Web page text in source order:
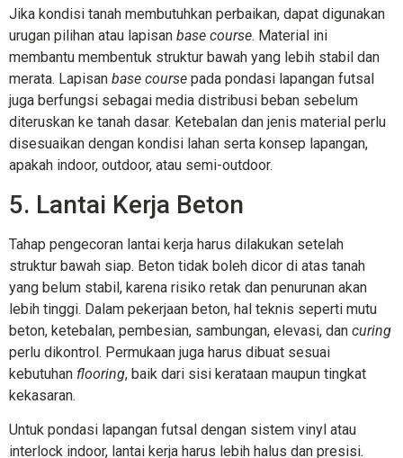
Jika kondisi tanah membutuhkan perbaikan, dapat digunakan
urugan pilihan atau lapisan base course. Material ini
membantu membentuk struktur bawah yang lebih stabil dan
merata. Lapisan base course pada pondasi lapangan futsal
juga berfungsi sebagai media distribusi beban sebelum
diteruskan ke tanah dasar. Ketebalan dan jenis material perlu
disesuaikan dengan kondisi lahan serta konsep lapangan,
apakah indoor, outdoor, atau semi-outdoor.
5. Lantai Kerja Beton
Tahap pengecoran lantai kerja harus dilakukan setelah
struktur bawah siap. Beton tidak boleh dicor di atas tanah
yang belum stabil, karena risiko retak dan penurunan akan
lebih tinggi. Dalam pekerjaan beton, hal teknis seperti mutu
beton, ketebalan, pembesian, sambungan, elevasi, dan curing
perlu dikontrol. Permukaan juga harus dibuat sesuai
kebutuhan flooring, baik dari sisi kerataan maupun tingkat
kekasaran.
Untuk pondasi lapangan futsal dengan sistem vinyl atau
interlock indoor, lantai kerja harus lebih halus dan presisi.